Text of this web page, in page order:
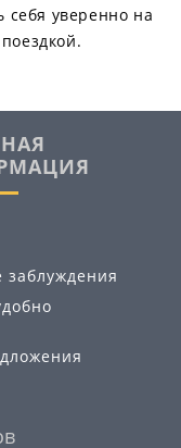
себя уверенно на
заблуждения